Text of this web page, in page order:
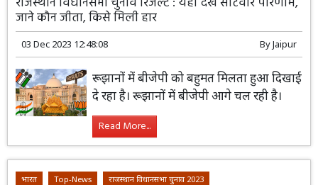
जाने कौन जीता, किसे मिली हार
03 Dec 2023 12:48:08 ByJaipur
रूझानों में बीजेपी को बहुमत मिलता हुआ दिखाई
दे रहा है। रूझानों में बीजेपी आगे चल रही है।
Read More...
भारत Top-News राजस्थान विधानसभा चुनाव 2023